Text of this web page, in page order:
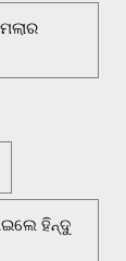
ହିନ୍ଦୁ